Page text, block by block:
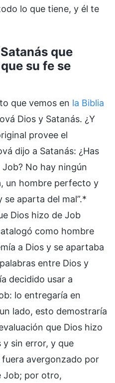
lo que tiene, y él te
que
su fe se
que vemos en la Biblia
Dios y Satanás. ¿Y
provee el
dijo a Satanás: ¿Has
No hay ningún
un hombre perfecto y
aparta del mal”.*
Dios hizo de Job
como hombre
a Dios y se apartaba
entre Dios y
decidido usar a
lo entregaría en
lado, esto demostraría
que Dios hizo
y sin error, y que
avergonzado por
Job; por otro,